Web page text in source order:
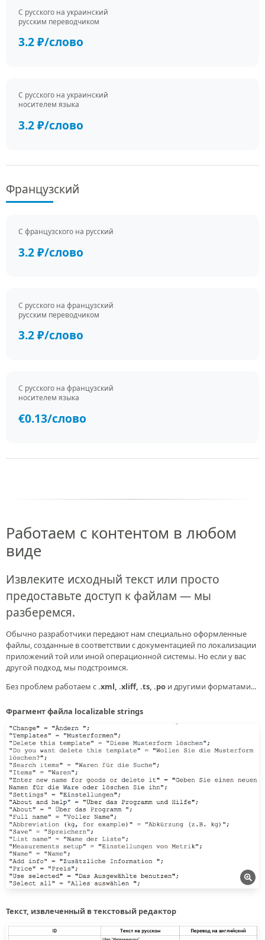
С русского на украинский
русским переводчиком
3.2 ₽/слово
С русского на украинский
носителем языка
3.2 ₽/слово
Французский
С французского на русский
3.2 ₽/слово
С русского на французский
русским переводчиком
3.2 ₽/слово
С русского на французский
носителем языка
€0.13/слово
Работаем с контентом в любом
виде
Извлеките исходный текст или просто
предоставьте доступ к файлам — мы
разберемся.
Обычно разработчики передают нам специально оформленные
файлы, созданные в соответствии с документацией по локализации
приложений той или иной операционной системы. Но если у вас
другой подход, мы подстроимся.
Без проблем работаем с.xml, .xliff, .ts, .poи другими форматами...
Фрагмент файла localizable strings
Текст, извлеченный в текстовый редактор